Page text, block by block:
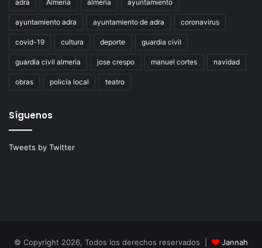
adra Almeria almería ayuntamiento
ayuntamiento adra ayuntamiento de adra coronavirus
covid-19 cultura deporte guardia civil
guardia civil almeria jose crespo manuel cortes navidad
obras policía local teatro
Síguenos
Tweets by Twitter
© Copyright 2026, Todos los derechos reservados | Jannah